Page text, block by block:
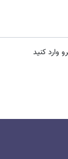
وارد کنید